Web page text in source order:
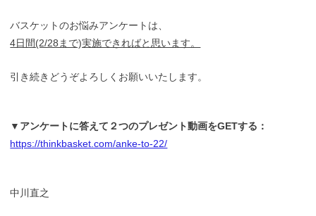
バスケットのお悩みアンケートは、
4日間(2/28まで)実施できればと思います。
引き続きどうぞよろしくお願いいたします。
▼アンケートに答えて２つのプレゼント動画をGETする：
https://thinkbasket.com/anke-to-22/
中川直之